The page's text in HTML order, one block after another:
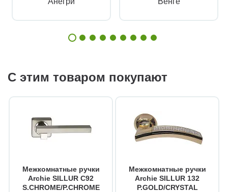
С этим товаром покупают
Межкомнатные ручки
Archie SILLUR C92
S.CHROME/P.CHROME
Межкомнатные ручки
Archie SILLUR 132
P.GOLD/CRYSTAL